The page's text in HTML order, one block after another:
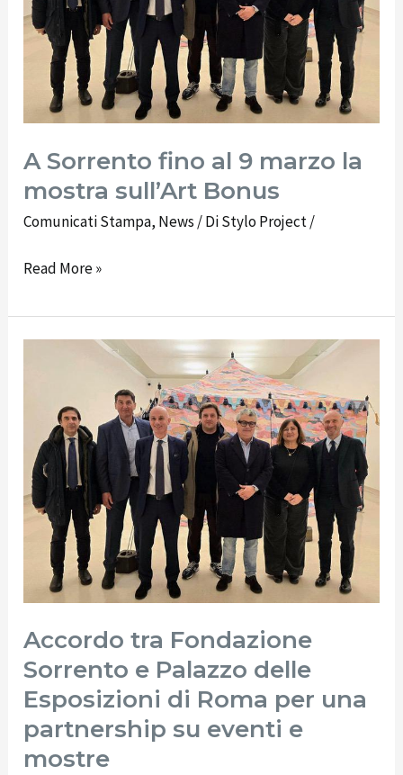
A Sorrento fino al 9 marzo la
mostra sull’Art Bonus
Comunicati Stampa, News / DiStylo Project/
la
mostra
sull’Art
Bonus
Read More »
Accordo tra Fondazione
Sorrento e Palazzo delle
Esposizioni di Roma per una
partnership su eventi e
mostre
Fondazione
Sorrento
Palazzo
delle
Esposizioni
Roma
per
una
partnership
su
eventi
e
mostre